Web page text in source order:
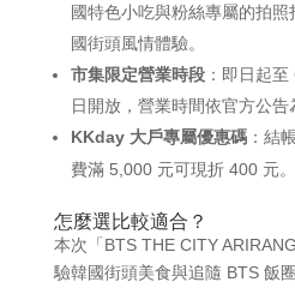
國特色小吃與粉絲專屬的拍
國街頭風情體驗。
市集限定營業時段：即日起至
日開放，營業時間依官方公告
KKday 大戶專屬優惠碼：結
費滿 5,000 元可現折 400 元。
怎麼選比較適合？
本次「BTS THE CITY
驗韓國街頭美食與追隨 BTS 飯